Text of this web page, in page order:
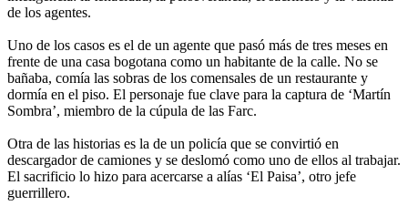
de los agentes.
Uno de los casos es el de un agente que pasó más de tres meses en
frente de una casa bogotana como un habitante de la calle. No se
bañaba, comía las sobras de los comensales de un restaurante y
dormía en el piso. El personaje fue clave para la captura de ‘Martín
Sombra’, miembro de la cúpula de las Farc.
Otra de las historias es la de un policía que se convirtió en
descargador de camiones y se deslomó como uno de ellos al trabajar.
El sacrificio lo hizo para acercarse a alías ‘El Paisa’, otro jefe
guerrillero.